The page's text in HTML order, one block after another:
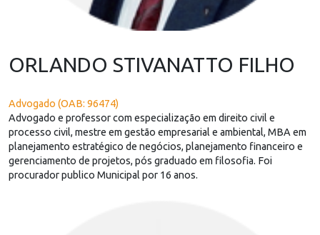
ORLANDO STIVANATTO FILHO
Advogado (OAB: 96474)
Advogado e professor com especialização em direito civil e
processo civil, mestre em gestão empresarial e ambiental, MBA em
planejamento estratégico de negócios, planejamento financeiro e
gerenciamento de projetos, pós graduado em filosofia. Foi
procurador publico Municipal por 16 anos.